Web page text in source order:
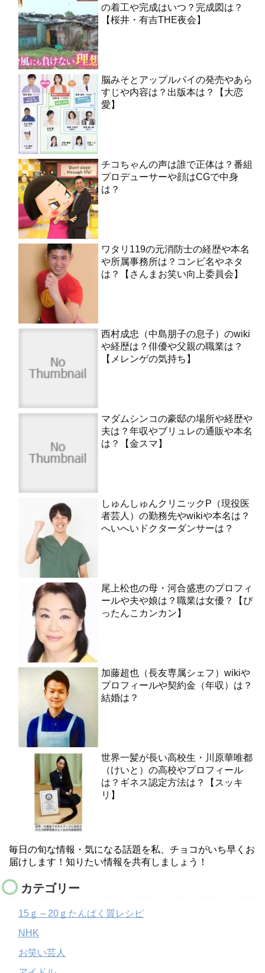
の着工や完成はいつ？完成図は？
【桜井・有吉THE夜会】
脳みそとアップルパイの発売やあら
すじや内容は？出版本は？【大恋
愛】
チコちゃんの声は誰で正体は？番組
プロデューサーや顔はCGで中身
は？
ワタリ119の元消防士の経歴や本名
や所属事務所は？コンビ名やネタ
は？【さんまお笑い向上委員会】
西村成忠（中島朋子の息子）のwiki
や経歴は？俳優や父親の職業は？
【メレンゲの気持ち】
マダムシンコの豪邸の場所や経歴や
夫は？年収やブリュレの通販や本名
は？【金スマ】
しゅんしゅんクリニックP（現役医
者芸人）の勤務先やwikiや本名は？
へいへいドクターダンサーは？
尾上松也の母・河合盛恵のプロフィ
ールや夫や娘は？職業は女優？【ぴ
ったんこカンカン】
加藤超也（長友専属シェフ）wikiや
プロフィールや契約金（年収）は？
結婚は？
世界一髪が長い高校生・川原華唯都
（けいと）の高校やプロフィール
は？ギネス認定方法は？【スッキ
リ】
毎日の旬な情報・気になる話題を私、チョコがいち早くお
届けします！知りたい情報を共有しましょう！
カテゴリー
15ｇ～20ｇたんぱく質レシピ
NHK
お笑い芸人